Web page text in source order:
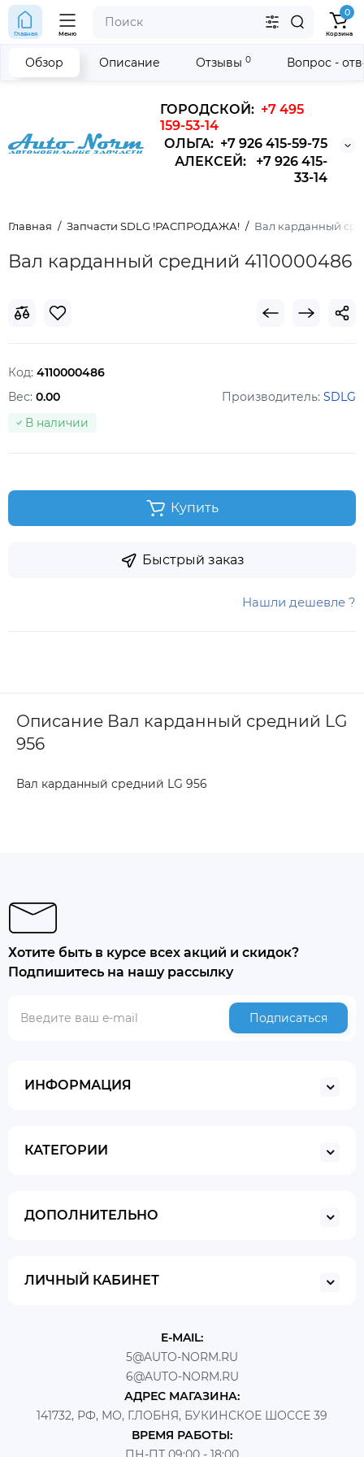
ГОРОДСКОЙ: +7 495
159-53-14
ОЛЬГА: +7 926 415-59-75
АЛЕКСЕЙ: +7 926 415-
33-14
Главная Меню
0
Корзина
Главная Запчасти SDLG !РАСПРОДАЖА! Вал карданный
Вал карданный средний 4110000486
Обзор Описание Отзывы 0 Вопрос -
Код: 4110000486
Производитель: SDLG
В наличии
Вес: 0.00
Купить
Быстрый заказ
Нашли дешевле ?
Описание Вал карданный средний LG
956
Вал карданный средний LG 956
Хотите быть в курсе всех акций и скидок?
Подпишитесь на нашу рассылку
Подписаться
ИНФОРМАЦИЯ
КАТЕГОРИИ
ДОПОЛНИТЕЛЬНО
ЛИЧНЫЙ КАБИНЕТ
E-MAIL:
5@AUTO-NORM.RU
6@AUTO-NORM.RU
АДРЕС МАГАЗИНА:
141732, РФ, МО, Г.ЛОБНЯ, БУКИНСКОЕ ШОССЕ 39
ВРЕМЯ РАБОТЫ: